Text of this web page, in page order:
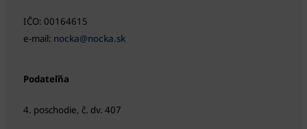
IČO: 00164615
e-mail: nocka@nocka.sk
Podateľňa
4. poschodie, č. dv. 407